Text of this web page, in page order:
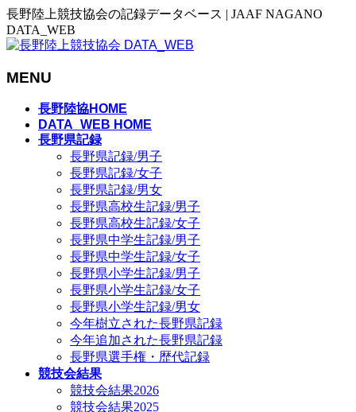
長野陸上競技協会の記録データベース | JAAF NAGANO
DATA_WEB
MENU
長野陸協HOME
DATA_WEB HOME
長野県記録
長野県記録/男子
長野県記録/女子
長野県記録/男女
長野県高校生記録/男子
長野県高校生記録/女子
長野県中学生記録/男子
長野県中学生記録/女子
長野県小学生記録/男子
長野県小学生記録/女子
長野県小学生記録/男女
今年樹立された長野県記録
今年追加された長野県記録
長野県選手権・歴代記録
競技会結果
競技会結果2026
競技会結果2025